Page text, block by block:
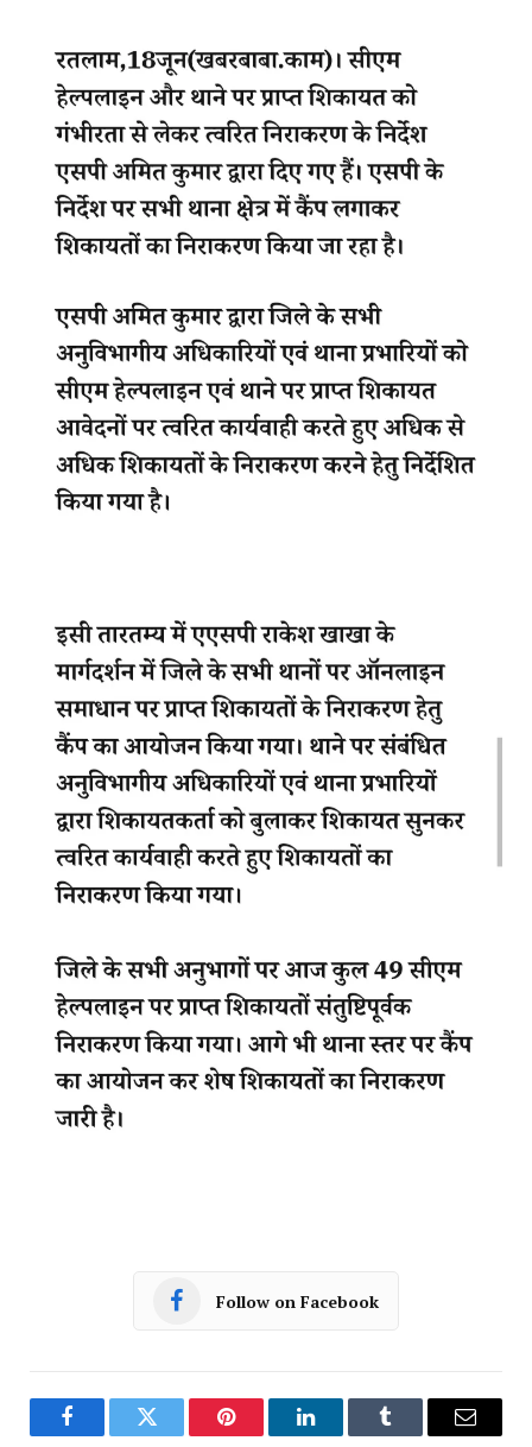
Follow on Facebook
FacebookTwitter Pinterest LinkedInTumblr Email